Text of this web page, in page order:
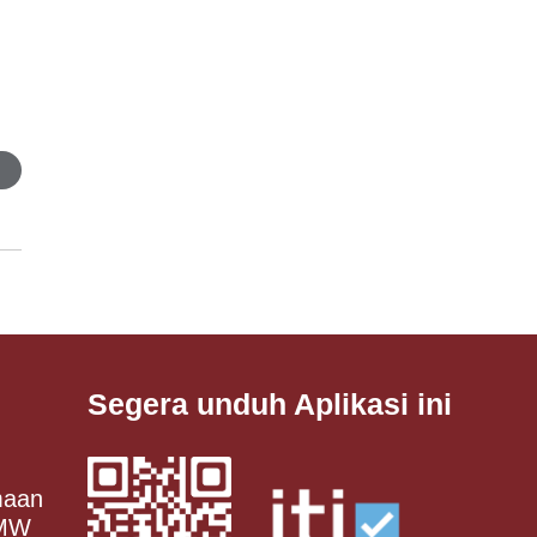
Segera unduh Aplikasi ini